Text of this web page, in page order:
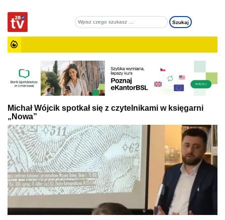
Michał Wójcik spotkał się z czytelnikami w księgarni
„Nowa”